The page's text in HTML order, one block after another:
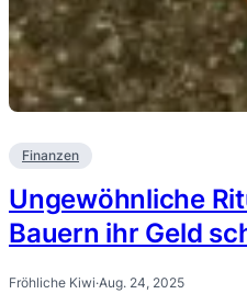
Finanzen
Ungewöhnliche
Bauern ihr Geld
Fröhliche Kiwi·Aug. 24, 2025